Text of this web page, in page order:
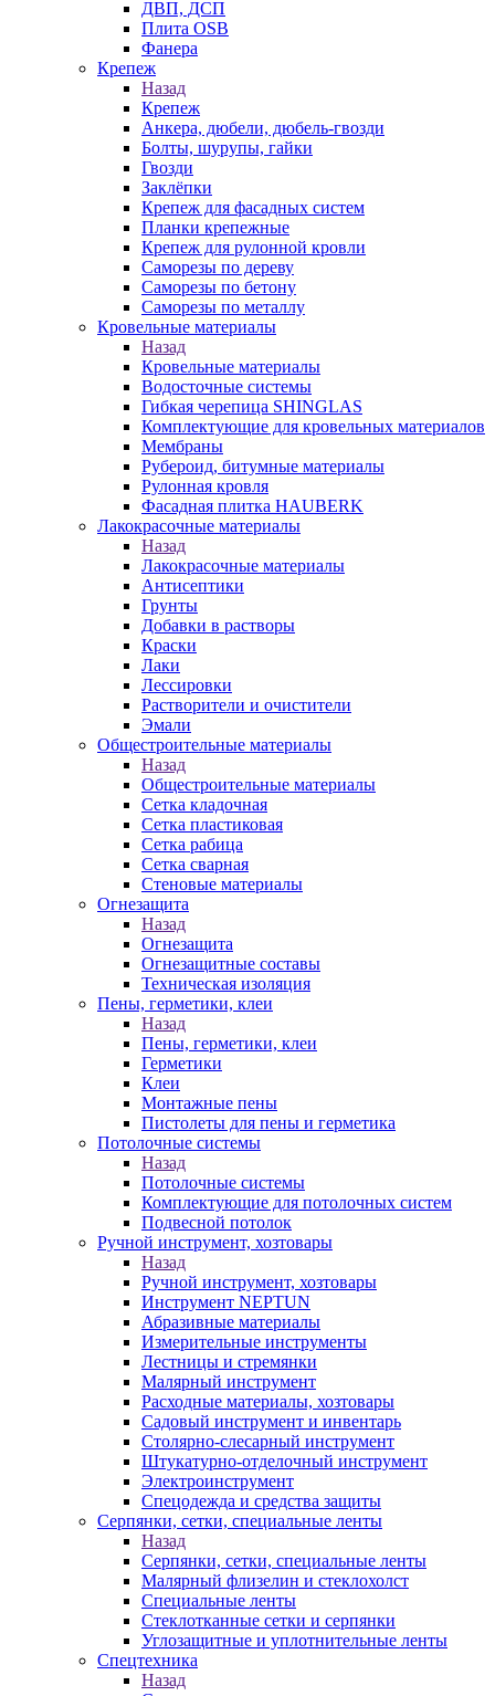
ДВП, ДСП
Плита OSB
Фанера
Крепеж
Назад
Крепеж
Анкера, дюбели, дюбель-гвозди
Болты, шурупы, гайки
Гвозди
Заклёпки
Крепеж для фасадных систем
Планки крепежные
Крепеж для рулонной кровли
Саморезы по дереву
Саморезы по бетону
Саморезы по металлу
Кровельные материалы
Назад
Кровельные материалы
Водосточные системы
Гибкая черепица SHINGLAS
Комплектующие для кровельных материалов
Мембраны
Рубероид, битумные материалы
Рулонная кровля
Фасадная плитка HAUBERK
Лакокрасочные материалы
Назад
Лакокрасочные материалы
Антисептики
Грунты
Добавки в растворы
Краски
Лаки
Лессировки
Растворители и очистители
Эмали
Общестроительные материалы
Назад
Общестроительные материалы
Сетка кладочная
Сетка пластиковая
Сетка рабица
Сетка сварная
Стеновые материалы
Огнезащита
Назад
Огнезащита
Огнезащитные составы
Техническая изоляция
Пены, герметики, клеи
Назад
Пены, герметики, клеи
Герметики
Клеи
Монтажные пены
Пистолеты для пены и герметика
Потолочные системы
Назад
Потолочные системы
Комплектующие для потолочных систем
Подвесной потолок
Ручной инструмент, хозтовары
Назад
Ручной инструмент, хозтовары
Инструмент NEPTUN
Абразивные материалы
Измерительные инструменты
Лестницы и стремянки
Малярный инструмент
Расходные материалы, хозтовары
Садовый инструмент и инвентарь
Столярно-слесарный инструмент
Штукатурно-отделочный инструмент
Электроинструмент
Спецодежда и средства защиты
Серпянки, сетки, специальные ленты
Назад
Серпянки, сетки, специальные ленты
Малярный флизелин и стеклохолст
Специальные ленты
Стеклотканные сетки и серпянки
Углозащитные и уплотнительные ленты
Спецтехника
Назад